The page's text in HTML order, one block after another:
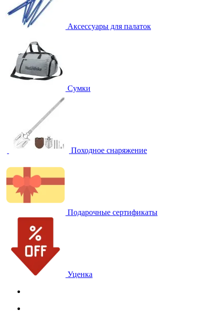
Аксессуары для палаток
Сумки
Походное снаряжение
Подарочные сертификаты
Уценка